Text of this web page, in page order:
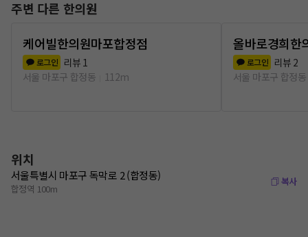
주변 다른 한의원
케어빌한의원마포합정점
로그인 리뷰 1
서울 마포구 합정동
112m
올바로경희한
로그인 리뷰 2
서울 마포구 합정동
위치
서울특별시 마포구 독막로 2 (합정동)
합정역 100m
복사